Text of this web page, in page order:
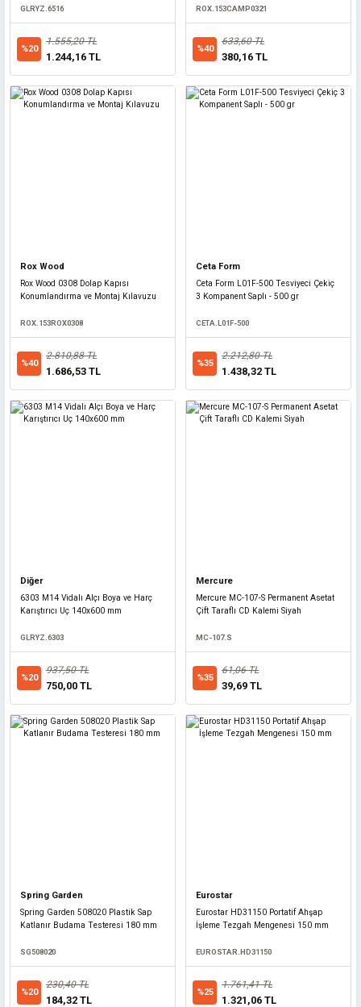
TRAFİK.YKKSR
%20
312,50 TL
250,00 TL
Diğer
Hız Kesici Yol Kasis Kapağı 10x25x5 cm - Siyah
TRAFİK.YKKSY
GLRYZ.6516
%20
1.555,20 TL
1.244,16 TL
ROX.153CAMP0321
%40
633,60 TL
380,16 TL
Rox Wood
Rox Wood 0308 Dolap Kapısı
Konumlandırma ve Montaj Kılavuzu
ROX.153ROX0308
%40
2.810,88 TL
1.686,53 TL
Ceta Form
Ceta Form L01F-500 Tesviyeci Çekiç
3 Kompanent Saplı - 500 gr
CETA.L01F-500
%35
2.212,80 TL
1.438,32 TL
Diğer
6303 M14 Vidalı Alçı Boya ve Harç
Karıştırıcı Uç 140x600 mm
GLRYZ.6303
%20
937,50 TL
750,00 TL
Mercure
Mercure MC-107-S Permanent Asetat
Çift Taraflı CD Kalemi Siyah
MC-107.S
%35
61,06 TL
39,69 TL
Spring Garden
Spring Garden 508020 Plastik Sap
Katlanır Budama Testeresi 180 mm
SG508020
%20
230,40 TL
184,32 TL
Eurostar
Eurostar HD31150 Portatif Ahşap
İşleme Tezgah Mengenesi 150 mm
EUROSTAR.HD31150
%25
1.761,41 TL
1.321,06 TL